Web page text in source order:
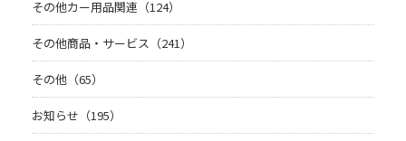
その他カー用品関連（124）
その他商品・サービス（241）
その他（65）
お知らせ（195）